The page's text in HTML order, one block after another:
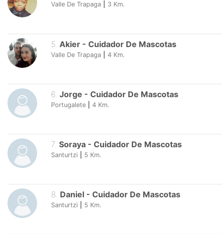
Valle De Trapaga 3 Km.
5 Akier - Cuidador De Mascotas
Valle De Trapaga 4 Km.
6 Jorge - Cuidador De Mascotas
Portugalete 4 Km.
7. Soraya - Cuidador De Mascotas
Santurtzi 5 Km.
8. Daniel - Cuidador De Mascotas
Santurtzi 5 Km.